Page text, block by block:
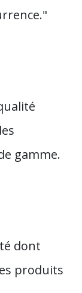
gamme.
dont
produits